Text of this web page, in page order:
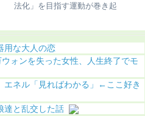
法化」を目指す運動が巻き起
用な大人の恋
ォンを失った女性、人生終了でモ
エネル「見ればわかる」←ここ好き
達と乱交した話